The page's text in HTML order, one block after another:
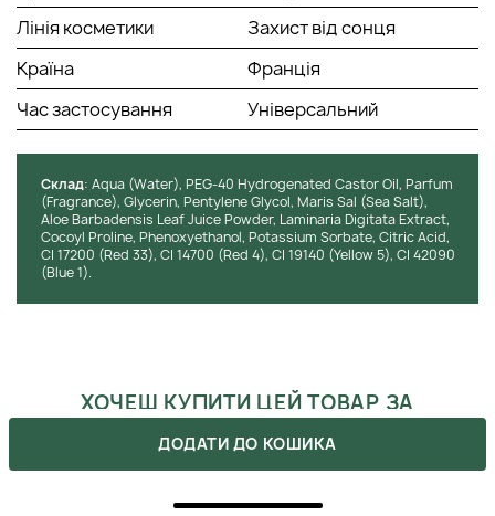
Лінія косметики
Захист від сонця
Країна
Франція
Час застосування
Універсальний
Cклад: Aqua (Water), PEG-40 Hydrogenated Castor Oil, Parfum
(Fragrance), Glycerin, Pentylene Glycol, Maris Sal (Sea Salt),
Aloe Barbadensis Leaf Juice Powder, Laminaria Digitata Extract,
Cocoyl Proline, Phenoxyethanol, Potassium Sorbate, Citric Acid,
CI 17200 (Red 33), CI 14700 (Red 4), CI 19140 (Yellow 5), CI 42090
(Blue 1).
ХОЧЕШ КУПИТИ ЦЕЙ ТОВАР ЗА
ЗНИЖКОЮ?
ты можешь получить промокоды после сделанных покупок.
ДОДАТИ ДО КОШИКА